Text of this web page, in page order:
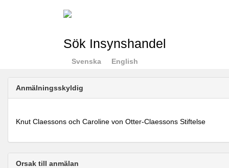
Sök Insynshandel
Svenska English
Anmälningsskyldig
Knut Claessons och Caroline von Otter-Claessons Stiftelse
Orsak till anmälan